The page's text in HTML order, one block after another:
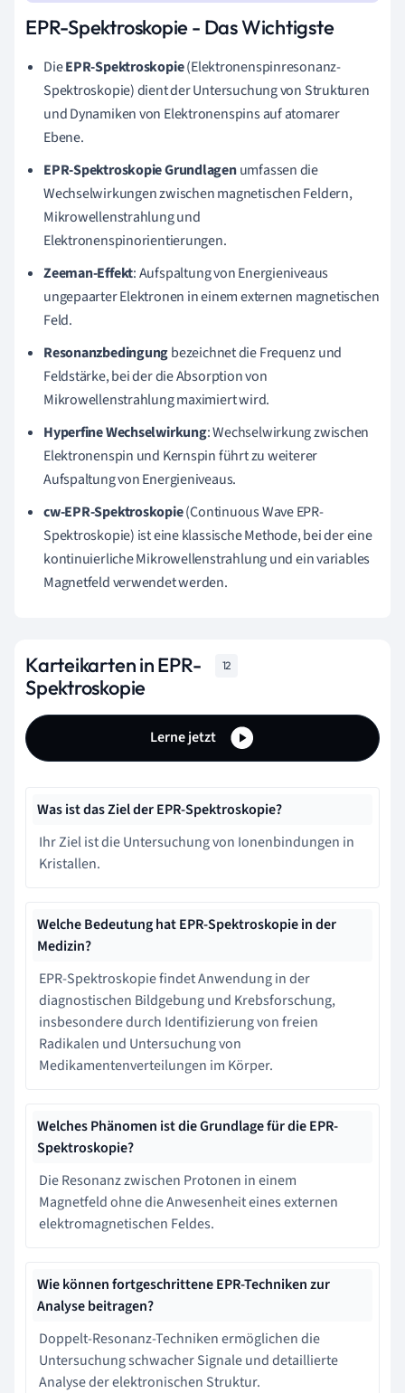
EPR-Spektroskopie - Das Wichtigste
DieEPR-Spektroskopie(Elektronenspinresonanz-
Spektroskopie) dient der Untersuchung von Strukturen
und Dynamiken von Elektronenspins auf atomarer
Ebene.
EPR-Spektroskopie Grundlagenumfassen die
Wechselwirkungen zwischen magnetischen Feldern,
Mikrowellenstrahlung und
Elektronenspinorientierungen.
Zeeman-Effekt: Aufspaltung von Energieniveaus
ungepaarter Elektronen in einem externen magnetischen
Feld.
Resonanzbedingungbezeichnet die Frequenz und
Feldstärke, bei der die Absorption von
Mikrowellenstrahlung maximiert wird.
Hyperfine Wechselwirkung: Wechselwirkung zwischen
Elektronenspin und Kernspin führt zu weiterer
Aufspaltung von Energieniveaus.
cw-EPR-Spektroskopie(Continuous Wave EPR-
Spektroskopie) ist eine klassische Methode, bei der eine
kontinuierliche Mikrowellenstrahlung und ein variables
Magnetfeld verwendet werden.
Karteikarten in EPR-
Spektroskopie
12
Lerne jetzt
Was ist das Ziel der EPR-Spektroskopie?
Ihr Ziel ist die Untersuchung von Ionenbindungen in
Kristallen.
Welche Bedeutung hat EPR-Spektroskopie in der
Medizin?
EPR-Spektroskopie findet Anwendung in der
diagnostischen Bildgebung und Krebsforschung,
insbesondere durch Identifizierung von freien
Radikalen und Untersuchung von
Medikamentenverteilungen im Körper.
Welches Phänomen ist die Grundlage für die EPR-
Spektroskopie?
Die Resonanz zwischen Protonen in einem
Magnetfeld ohne die Anwesenheit eines externen
elektromagnetischen Feldes.
Wie können fortgeschrittene EPR-Techniken zur
Analyse beitragen?
Doppelt-Resonanz-Techniken ermöglichen die
Untersuchung schwacher Signale und detaillierte
Analyse der elektronischen Struktur.